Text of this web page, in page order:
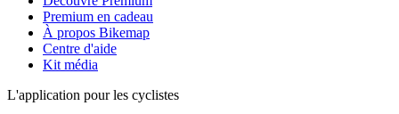
Premium en cadeau
À propos Bikemap
Centre d'aide
Kit média
L'application pour les cyclistes